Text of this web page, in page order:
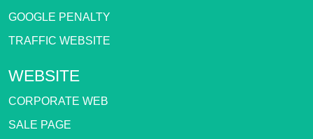
GOOGLE PENALTY
TRAFFIC WEBSITE
WEBSITE
CORPORATE WEB
SALE PAGE